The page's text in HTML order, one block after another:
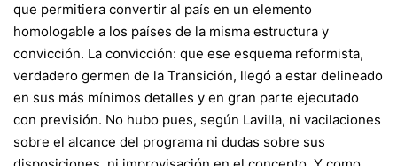
que permitiera convertir al país en un elemento
homologable a los países de la misma estructura y
convicción. La convicción: que ese esquema reformista,
verdadero germen de la Transición, llegó a estar delineado
en sus más mínimos detalles y en gran parte ejecutado
con previsión. No hubo pues, según Lavilla, ni vacilaciones
sobre el alcance del programa ni dudas sobre sus